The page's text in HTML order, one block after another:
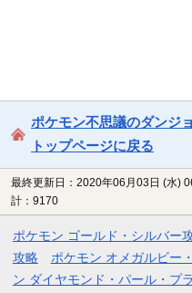
ポケモン不思議のダンジ
トップページに戻る
最終更新日：2020年06月03日 (水)
計：9170
ポケモン ゴールド・シルバー
攻略
ポケモン オメガルビー
ン ダイヤモンド・パール・プ